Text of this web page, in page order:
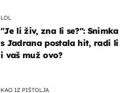
LOL
"Je li živ, zna li se?": Snimka
s Jadrana postala hit, radi li
i vaš muž ovo?
KAO IZ PIŠTOLJA